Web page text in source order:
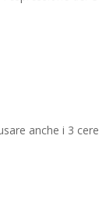
anche i 3